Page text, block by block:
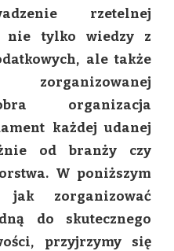
POTRZEBNĄ
DO
PROWADZENIA
KSIĘGOWOŚCI?
rzetelnej
nie tylko wiedzy z
ale także
organizacja
każdej udanej
od branży czy
W poniższym
jak zorganizować
do skutecznego
przyjrzymy się